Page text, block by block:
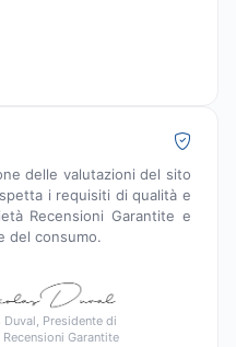
delle valutazioni del sito
i requisiti di qualità e
Recensioni Garantite e
del consumo.
Duval, Presidente di
Recensioni Garantite